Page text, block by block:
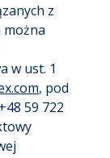
z
w ust. 1
, pod
59 722